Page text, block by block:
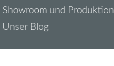
Showroom und Produktion
Unser Blog